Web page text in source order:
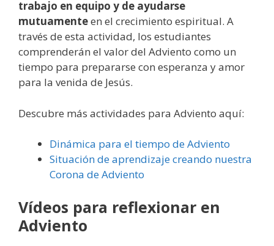
trabajo en equipo y de ayudarse
mutuamenteen el crecimiento espiritual. A
través de esta actividad, los estudiantes
comprenderán el valor del Adviento como un
tiempo para prepararse con esperanza y amor
para la venida de Jesús.
Descubre más actividades para Adviento aquí:
Dinámica para el tiempo de Adviento
Situación de aprendizaje creando nuestra
Corona de Adviento
Vídeos para reflexionar en
Adviento